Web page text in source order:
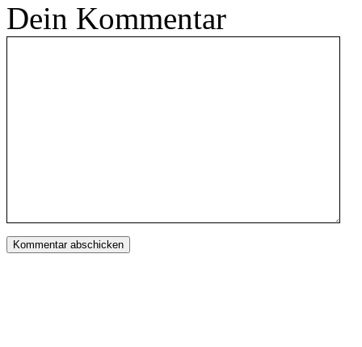
Dein Kommentar